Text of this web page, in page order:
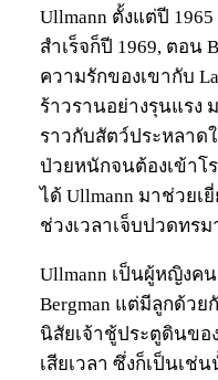
Ullmann ตั้งแต่ปี
สำเร็จก็ปี 1969, ตอน
ความรักของเขากับ
ร้าวรานอย่างรุนแรง
ราวกับสัตว์ประหลาด
ป่วยหนักจนต้องเข้าโ
ได้ Ullmann มาช่วยเ
ช่วงเวลาเจ็บปวดทร
Ullmann เป็นผู้หญิงค
Bergman แต่มีลูกด้วย
นิสัยเจ้าชู้ประตูดินขอ
เสียเวลา ซึ่งก็เป็นเช่